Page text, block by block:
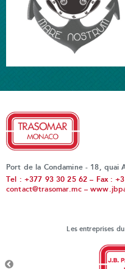
Port de la Condamine - 18, quai
Tel : +377 93 30 25 62 – Fax :
contact@trasomar.mc–
Les entreprises